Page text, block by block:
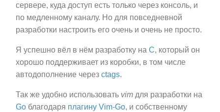
сервере, куда доступ есть только через консоль, и
по медленному каналу. Но для повседневной
разработки настроить его очень и очень не просто.
Я успешно вёл в нём разработку на C, который он
хорошо поддерживает из коробки, в том числе
автодополнение через ctags.
Так же удобно использовать vim для разработки на
Go благодаря плагину Vim-Go, и собственному